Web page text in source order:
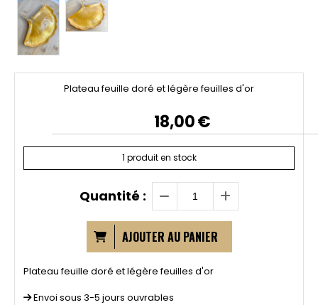
Plateau feuille doré et légère feuilles d'or
18,00€
1 produit en stock
Quantité :
AJOUTER AU PANIER
Plateau feuille doré et légère feuilles d'or
Envoi sous 3-5 jours ouvrables